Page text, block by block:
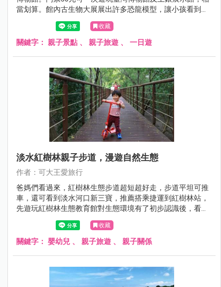
當划算。館內古生物大展展出許多恐龍模型，讓小孩看到興
奮尖叫。另有金庫展間，陳列土地銀行的歷史文物，洋溢濃
厚懷舊氛圍。土銀展示館是室內景點，下雨不愁；可與臺灣
博物館與二二八和平公園規劃台北車站一日遊，好玩好逛，
收藏
關鍵字： 親子景點 、 親子旅遊 、 一日遊
淡水紅樹林親子步道，漫遊自然生態
作者：可大王愛旅行
爸媽們看過來，紅樹林生態步道超短超好走，步道平坦可推
車，還可看到淡水河口新三寶，推薦搭乘捷運到紅樹林站，
先遊玩紅樹林生態教育館對生態環境有了初步認識後，看到
彈塗魚和招潮蟹本人會倍感親切，體力許可的話，直接走到
淡水吃美食逛景點，淡水親子一日遊Fun風去。
收藏
關鍵字： 嬰幼兒 、 親子旅遊 、 親子關係